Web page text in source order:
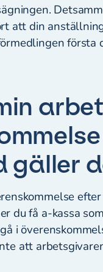
att din
första
gäller
du få a-kassa
i
att